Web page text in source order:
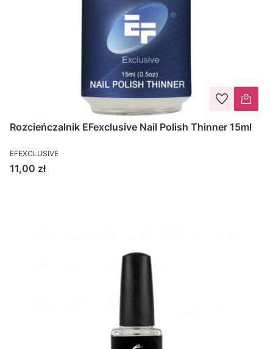
Rozcieńczalnik EFexclusive Nail Polish Thinner 15ml
EFEXCLUSIVE
Cena
11,00 zł